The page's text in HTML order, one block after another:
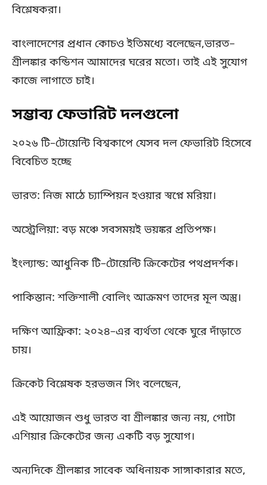
বিশ্লেষকরা।
বাংলাদেশের প্রধান কোচও ইতিমধ্যে বলেছেন,ভারত–
শ্রীলঙ্কার কন্ডিশন আমাদের ঘরের মতো। তাই এই সুযোগ
কাজে লাগাতে চাই।
সম্ভাব্য ফেভারিট দলগুলো
২০২৬ টি–টোয়েন্টি বিশ্বকাপে যেসব দল ফেভারিট হিসেবে
বিবেচিত হচ্ছে
ভারত: নিজ মাঠে চ্যাম্পিয়ন হওয়ার স্বপ্নে মরিয়া।
অস্ট্রেলিয়া: বড় মঞ্চে সবসময়ই ভয়ঙ্কর প্রতিপক্ষ।
ইংল্যান্ড: আধুনিক টি–টোয়েন্টি ক্রিকেটের পথপ্রদর্শক।
পাকিস্তান: শক্তিশালী বোলিং আক্রমণ তাদের মূল অস্ত্র।
দক্ষিণ আফ্রিকা: ২০২৪–এর ব্যর্থতা থেকে ঘুরে দাঁড়াতে
চায়।
ক্রিকেট বিশ্লেষক হরভজন সিং বলেছেন,
এই আয়োজন শুধু ভারত বা শ্রীলঙ্কার জন্য নয়, গোটা
এশিয়ার ক্রিকেটের জন্য একটি বড় সুযোগ।
অন্যদিকে শ্রীলঙ্কার সাবেক অধিনায়ক সাঙ্গাকারার মতে,